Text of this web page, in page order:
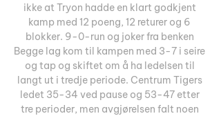
ikke at Tryon hadde en klart godkjent
kamp med 12 poeng, 12 returer og 6
blokker. 9-0-run og joker fra benken
Begge lag kom til kampen med 3-7 i seire
og tap og skiftet om å ha ledelsen til
langt ut i tredje periode. Centrum Tigers
ledet 35-34 ved pause og 53-47 etter
tre perioder, men avgjørelsen falt noen